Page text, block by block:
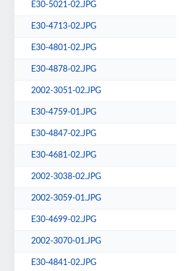
E30-5021-02.JPG
E30-4713-02.JPG
E30-4801-02.JPG
E30-4878-02.JPG
2002-3051-02.JPG
E30-4759-01.JPG
E30-4847-02.JPG
E30-4681-02.JPG
2002-3038-02.JPG
2002-3059-01.JPG
E30-4699-02.JPG
2002-3070-01.JPG
E30-4841-02.JPG